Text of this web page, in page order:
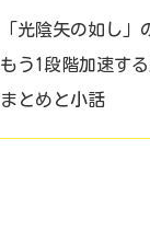
「光陰矢の如し
もう1段階加速する
まとめと小話